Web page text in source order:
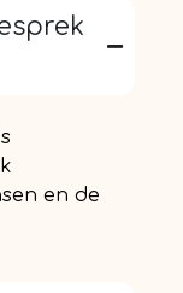
en de